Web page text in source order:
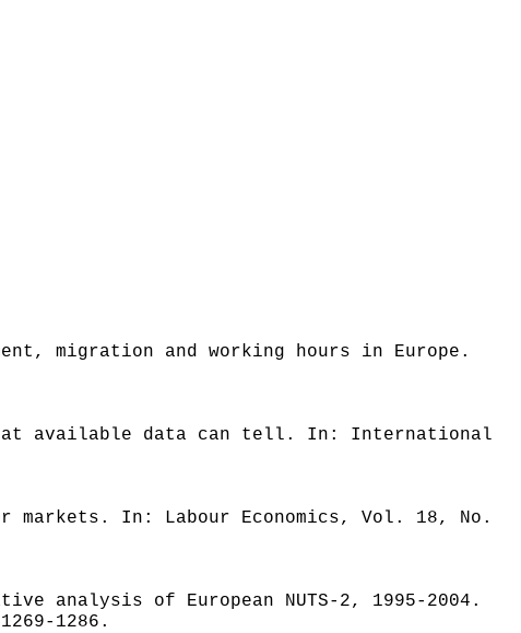
migration and working hours in Europe.
available data can tell. In: International
markets. In: Labour Economics, Vol. 18, No.
analysis of European NUTS-2, 1995-2004.
1286.